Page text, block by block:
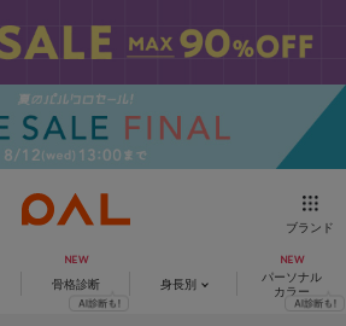
ブランド
骨格診断 身長別
パーソナル
カラー